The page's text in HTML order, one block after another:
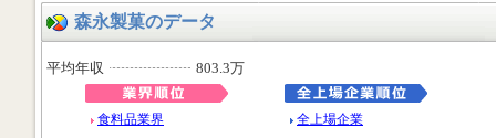
森永製菓のデータ
平均年収 803.3万
食料品業界
全上場企業